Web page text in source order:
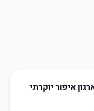
איפור יוקרתי